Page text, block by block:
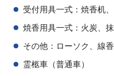
受付用具一式：焼香机
焼香用具一式：火炭、
その他：ローソク、線香
霊柩車（普通車）